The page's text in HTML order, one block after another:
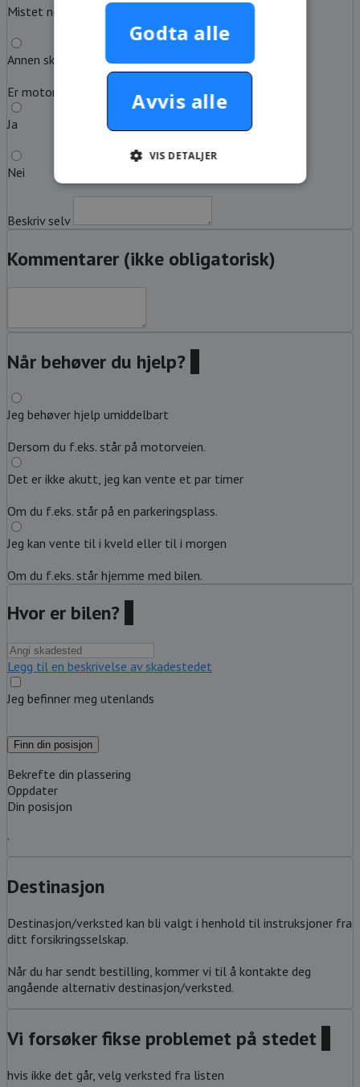
Mistet nøkkel
Annen skadeårsak
Er motoren i gang?
Ja
Nei
Beskriv selv
Kommentarer (ikke obligatorisk)
Når behøver du hjelp?
Jeg behøver hjelp umiddelbart
Dersom du f.eks. står på motorveien.
Det er ikke akutt, jeg kan vente et par timer
Om du f.eks. står på en parkeringsplass.
Jeg kan vente til i kveld eller til i morgen
Om du f.eks. står hjemme med bilen.
Hvor er bilen?
Legg til en beskrivelse av skadestedet
Jeg befinner meg utenlands
Finn din posisjon
Bekrefte din plassering
Oppdater
Din posisjon
.
Destinasjon
Destinasjon/verksted kan bli valgt i henhold til instruksjoner fra
ditt forsikringsselskap.
Når du har sendt bestilling, kommer vi til å kontakte deg
angående alternativ destinasjon/verksted.
Vi forsøker fikse problemet på stedet
hvis ikke det går, velg verksted fra listen
Godta alle
Avvis alle
VIS DETALJER